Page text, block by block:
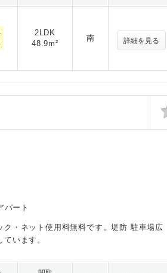
2LDK
48.9m²
南 詳細を見る
パート
・ネット使用料無料です。堤防 駐車場広
います。